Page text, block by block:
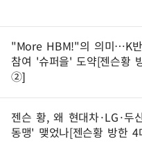
"More HBM!"의 의미…K반
참여 '슈퍼을' 도약[젠슨황
②]
젠슨 황, 왜 현대차·LG·두
동맹' 맺었나[젠슨황 방한